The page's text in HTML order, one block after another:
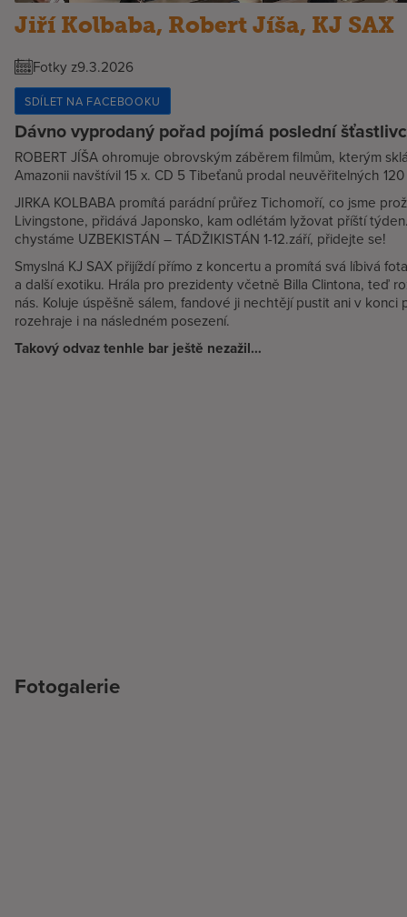
Jiří Kolbaba, Robert Jíša, KJ SAX
Fotky z9.3.2026
SDÍLET NA FACEBOOKU
Dávno vyprodaný pořad pojímá poslední
ROBERT JÍŠA ohromuje obrovským záběrem filmům, kterým
Amazonii navštívil 15 x. CD 5 Tibeťanů prodal neuvěřitelných
JIRKA KOLBABA promítá parádní průřez Tichomoří, co jsme
Livingstone, přidává Japonsko, kam odlétám lyžovat příští
chystáme UZBEKISTÁN – TÁDŽIKISTÁN 1-12.září, přidejte se!
Smyslná KJ SAX přijíždí přímo z koncertu a promítá svá líbivá
a další exotiku. Hrála pro prezidenty včetně Billa Clintona, teď
nás. Koluje úspěšně sálem, fandové ji nechtějí pustit ani v konci
rozehraje i na následném posezení.
Takový odvaz tenhle bar ještě nezažil…
Fotogalerie